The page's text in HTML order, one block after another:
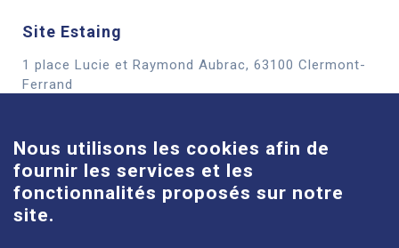
Site Estaing
1 place Lucie et Raymond Aubrac, 63100 Clermont-
Ferrand
Site Louise-Michel
61 route de Châteaugay, 63118 Cébazat
Nous utilisons les cookies afin de
fournir les services et les
fonctionnalités proposés sur notre
site.